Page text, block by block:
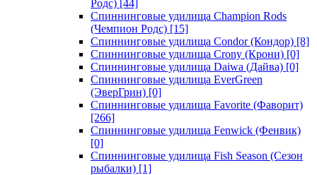
Родс) [44]
Спиннинговые удилища Champion Rods
(Чемпион Родс) [15]
Спиннинговые удилища Condor (Кондор) [8]
Спиннинговые удилища Crony (Крони) [0]
Спиннинговые удилища Daiwa (Дайва) [0]
Спиннинговые удилища EverGreen
(ЭверГрин) [0]
Спиннинговые удилища Favorite (Фаворит)
[266]
Спиннинговые удилища Fenwick (Фенвик)
[0]
Спиннинговые удилища Fish Season (Сезон
рыбалки) [1]